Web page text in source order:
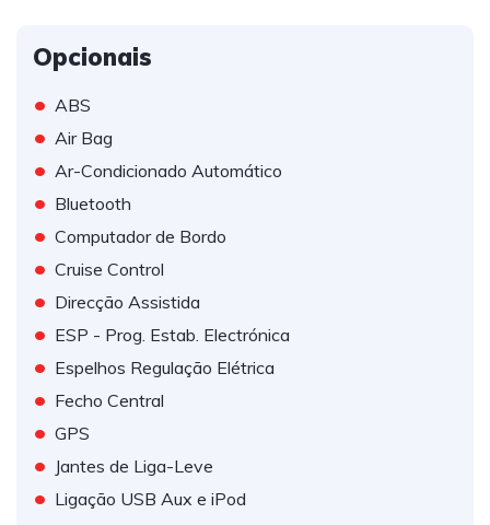
Opcionais
• ABS
• Air Bag
• Ar-Condicionado Automático
• Bluetooth
• Computador de Bordo
• Cruise Control
• Direcção Assistida
• ESP - Prog. Estab. Electrónica
• Espelhos Regulação Elétrica
• Fecho Central
• GPS
• Jantes de Liga-Leve
• Ligação USB Aux e iPod